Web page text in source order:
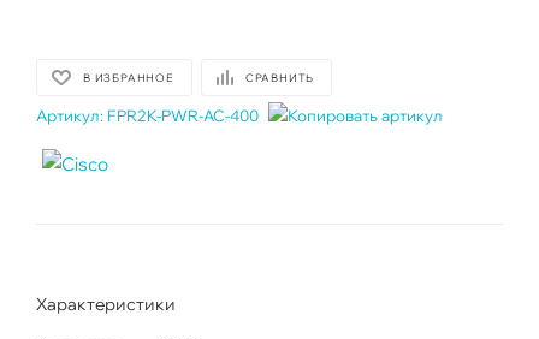
В ИЗБРАННОЕ СРАВНИТЬ
Артикул: FPR2K-PWR-AC-400
Характеристики